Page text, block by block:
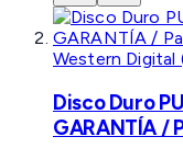
Western Digital
Disco Duro
GARANTÍA /